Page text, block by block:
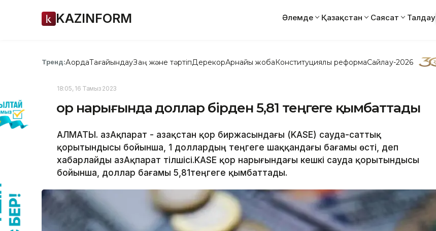
KAZINFORM Әлемде Қазақстан Саясат Талдау
Тренд:АқордаТағайындауЗаң және тәртіпДерекқорАрнайы жобаКонституциялық реформаСайлау-2026
18:05, 16 Тамыз 2023
Қор нарығында доллар бірден 5,81 теңгеге қымбаттады
АЛМАТЫ. ҚазАқпарат - Қазақстан қор биржасындағы (KASE) сауда-саттық
қорытындысы бойынша, 1 доллардың теңгеге шаққандағы бағамы өсті, деп
хабарлайды ҚазАқпарат тілшісі.KASE қор нарығындағы кешкі сауда қорытындысы
бойынша, доллар бағамы 5,81теңгеге қымбаттады.